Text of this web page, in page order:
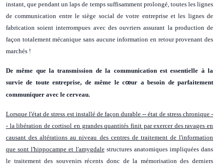
instant, que pendant un laps de temps suffisamment prolongé, toutes les lignes
de communication entre le siège social de votre entreprise et les lignes de
fabrication soient interrompues avec des ouvriers assurant la production de
façon totalement mécanique sans aucune information en retour provenant des
marchés !
De même que la transmission de la communication est essentielle à la
survie de toute entreprise, de même le cœur a besoin de parfaitement
communiquer avec le cerveau.
Lorsque l'état de stress est installé de façon durable -- état de stress chronique -
- la libération de cortisol en grandes quantités finit par exercer des ravages en
causant des altérations au niveau des centres de traitement de l'information
que sont l'hippocampe et l'amygdalestructures anatomiques impliquées dans
le traitement des souvenirs récents donc de la mémorisation des derniers